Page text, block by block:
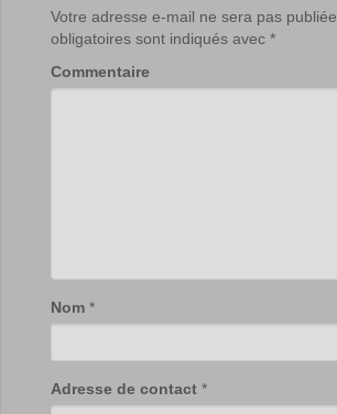
Votre adresse e-mail ne sera pas publiée.
obligatoires sont indiqués avec *
Commentaire
Nom *
Adresse de contact *